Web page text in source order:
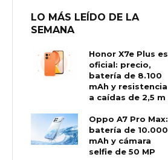
LO MÁS LEÍDO DE LA
SEMANA
Honor X7e Plus es
oficial: precio,
batería de 8.100
mAh y resistencia
a caídas de 2,5 m
Oppo A7 Pro Max:
batería de 10.000
mAh y cámara
selfie de 50 MP